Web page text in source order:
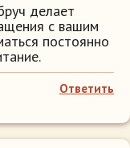
делает
с вашим
постоянно
Ответить